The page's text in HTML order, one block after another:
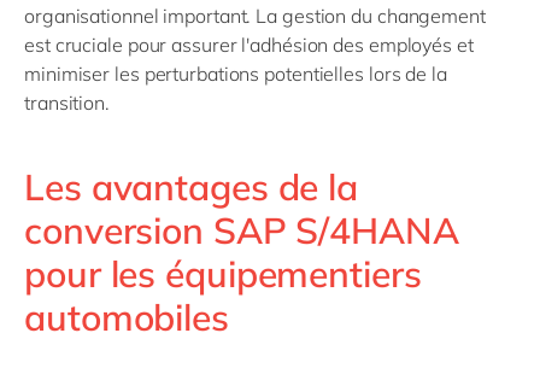
organisationnel important. La gestion du changement
est cruciale pour assurer l'adhésion des employés et
minimiser les perturbations potentielles lors de la
transition.
Les avantages de la
conversion SAP S/4HANA
pour les équipementiers
automobiles